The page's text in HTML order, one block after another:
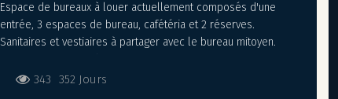
Espace de bureaux à louer actuellement composés d'une
entrée, 3 espaces de bureau, cafétéria et 2 réserves.
Sanitaires et vestiaires à partager avec le bureau mitoyen.
343 352 Jours